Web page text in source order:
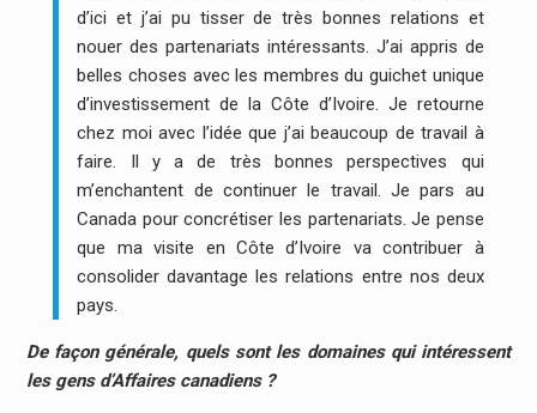
d’ici et j’ai pu tisser de très bonnes relations et
nouer des partenariats intéressants. J’ai appris de
belles choses avec les membres du guichet unique
d’investissement de la Côte d’Ivoire. Je retourne
chez moi avec l’idée que j’ai beaucoup de travail à
faire. Il y a de très bonnes perspectives qui
m’enchantent de continuer le travail. Je pars au
Canada pour concrétiser les partenariats. Je pense
que ma visite en Côte d’Ivoire va contribuer à
consolider davantage les relations entre nos deux
pays.
De façon générale, quels sont les domaines qui intéressent
les gens d’Affaires canadiens ?